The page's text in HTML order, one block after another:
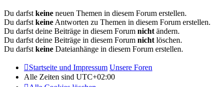
Du darfst keine neuen Themen in diesem Forum erstellen.
Du darfst keine Antworten zu Themen in diesem Forum erstellen.
Du darfst deine Beiträge in diesem Forum nicht ändern.
Du darfst deine Beiträge in diesem Forum nicht löschen.
Du darfst keine Dateianhänge in diesem Forum erstellen.
Startseite und Impressum Unsere Foren
Alle Zeiten sind UTC+02:00